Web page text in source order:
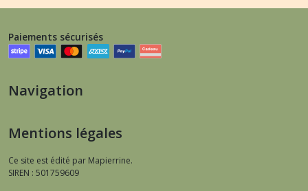
Paiements sécurisés
Navigation
Mentions légales
Ce site est édité par Mapierrine.
SIREN : 501759609